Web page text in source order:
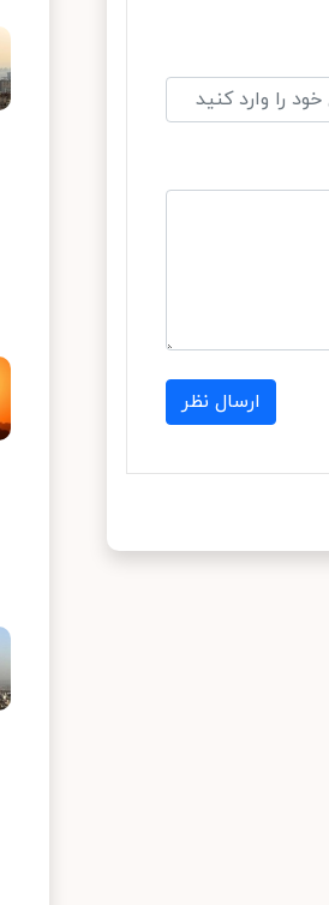
ارسال نظر